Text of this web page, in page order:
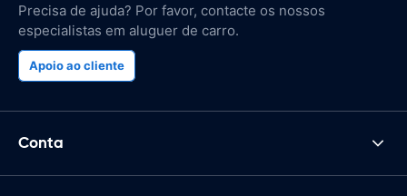
Precisa de ajuda? Por favor, contacte os nossos
especialistas em aluguer de carro.
Apoio ao cliente
Conta